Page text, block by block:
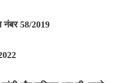
नंबर 58/2019